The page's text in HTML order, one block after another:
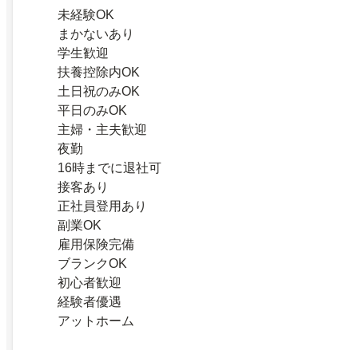
未経験OK
まかないあり
学生歓迎
扶養控除内OK
土日祝のみOK
平日のみOK
主婦・主夫歓迎
夜勤
16時までに退社可
接客あり
正社員登用あり
副業OK
雇用保険完備
ブランクOK
初心者歓迎
経験者優遇
アットホーム